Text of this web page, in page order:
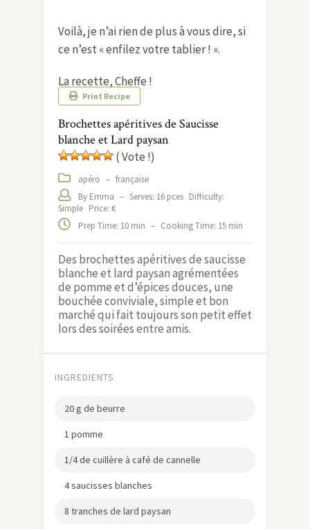
Voilà, je n’ai rien de plus à vous dire, si
ce n’est « enfilez votre tablier ! ».
La recette, Cheffe !
Print Recipe
Brochettes apéritives de Saucisse
blanche et Lard paysan
( Vote !)
apéro – française
By Emma – Serves: 16 pces Difficulty:
Simple Price: €
Prep Time: 10 min – Cooking Time: 15 min
Des brochettes apéritives de saucisse
blanche et lard paysan agrémentées
de pomme et d’épices douces, une
bouchée conviviale, simple et bon
marché qui fait toujours son petit effet
lors des soirées entre amis.
INGREDIENTS
20 g de beurre
1 pomme
1/4 de cuillère à café de cannelle
4 saucisses blanches
8 tranches de lard paysan